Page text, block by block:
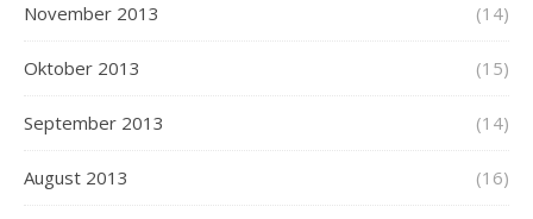
November 2013 (14)
Oktober 2013 (15)
September 2013 (14)
August 2013 (16)